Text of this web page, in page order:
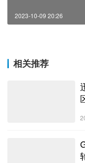
2023-10-09 20:26
相关推荐